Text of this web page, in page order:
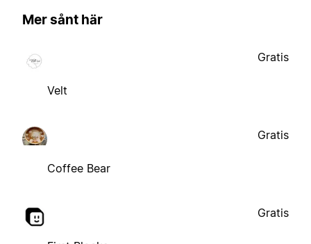
Mer sånt här
Velt
Gratis
Coffee Bear
Gratis
Gratis